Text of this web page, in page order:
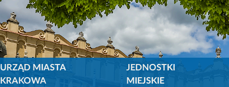
URZĄD MIASTA
KRAKOWA
JEDNOSTKI
MIEJSKIE